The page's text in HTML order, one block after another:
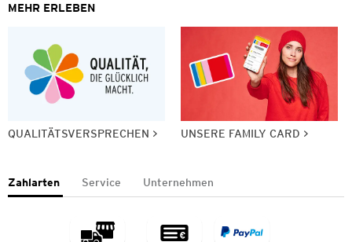
MEHR ERLEBEN
QUALITÄTSVERSPRECHEN UNSERE FAMILY CARD
Zahlarten Service Unternehmen